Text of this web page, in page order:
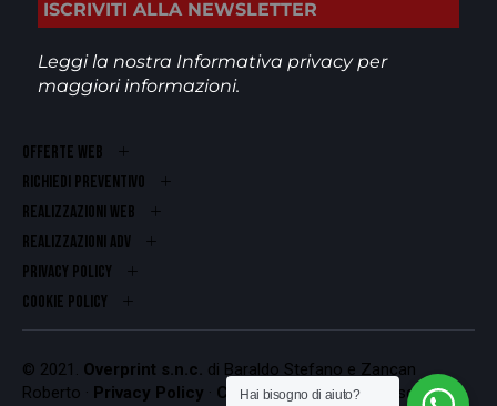
Leggi la nostra Informativa privacyper
maggiori informazioni.
OFFERTE WEB
RICHIEDI PREVENTIVO
REALIZZAZIONI WEB
Realizzazioni ADV
PRIVACY POLICY
COOKIE POLICY
© 2021. Overprint s.n.c. di Baraldo Stefano e Zancan
Roberto · Privacy Policy · Cookie Policy Codice Fiscale e
Hai bisogno di aiuto?